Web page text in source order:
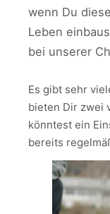
wenn Du
Leben
bei unserer
Es gibt sehr
bieten Dir zwei
könntest ein
bereits